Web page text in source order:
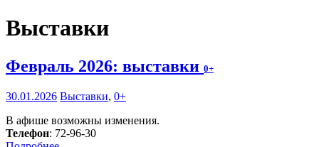
Выставки
Февраль 2026: выставки 0+
30.01.2026 Выставки, 0+
В афише возможны изменения.
Телефон: 72-96-30